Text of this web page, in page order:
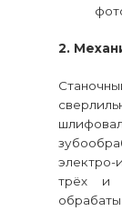
2.
электро-
трёх и